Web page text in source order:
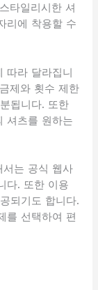
타일리시한 셔
리에 착용할 수
따라 달라집니
제와 횟수 제한
됩니다. 또한
셔츠를 원하는
서는 공식 웹사
다. 또한 이용
되기도 합니다.
를 선택하여 편